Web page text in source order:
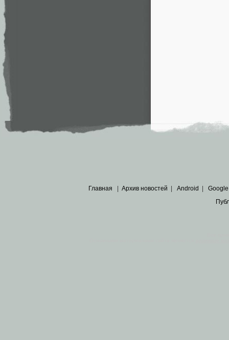
Главная Архив новостей Android Google